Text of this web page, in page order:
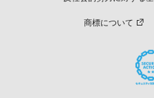
商標について